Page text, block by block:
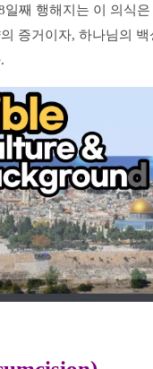
일째 행해지는 이 의식
증거이자, 하나님의 백